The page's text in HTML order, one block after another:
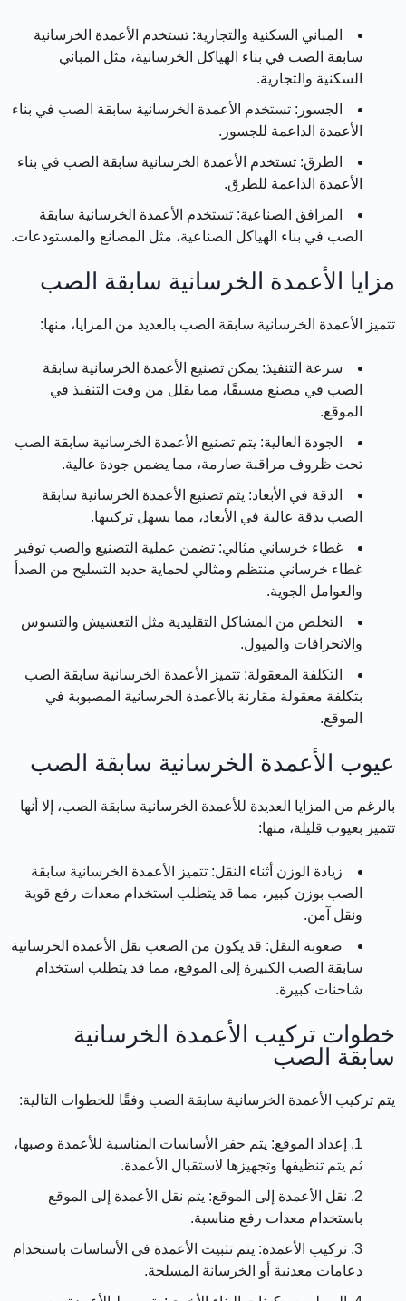
المباني السكنية والتجارية: تستخدم الأعمدة الخرسانية
سابقة الصب في بناء الهياكل الخرسانية، مثل المباني
السكنية والتجارية.
الجسور: تستخدم الأعمدة الخرسانية سابقة الصب في بناء
الأعمدة الداعمة للجسور.
الطرق: تستخدم الأعمدة الخرسانية سابقة الصب في بناء
الأعمدة الداعمة للطرق.
المرافق الصناعية: تستخدم الأعمدة الخرسانية سابقة
الصب في بناء الهياكل الصناعية، مثل المصانع والمستودعات.
مزايا الأعمدة الخرسانية سابقة الصب
تتميز الأعمدة الخرسانية سابقة الصب بالعديد من المزايا، منها:
سرعة التنفيذ: يمكن تصنيع الأعمدة الخرسانية سابقة
الصب في مصنع مسبقًا، مما يقلل من وقت التنفيذ في
الموقع.
الجودة العالية: يتم تصنيع الأعمدة الخرسانية سابقة الصب
تحت ظروف مراقبة صارمة، مما يضمن جودة عالية.
الدقة في الأبعاد: يتم تصنيع الأعمدة الخرسانية سابقة
الصب بدقة عالية في الأبعاد، مما يسهل تركيبها.
غطاء خرساني مثالي: تضمن عملية التصنيع والصب توفير
غطاء خرساني منتظم ومثالي لحماية حديد التسليح من الصدأ
والعوامل الجوية.
التخلص من المشاكل التقليدية مثل التعشيش والتسوس
والانحرافات والميول.
التكلفة المعقولة: تتميز الأعمدة الخرسانية سابقة الصب
بتكلفة معقولة مقارنة بالأعمدة الخرسانية المصبوبة في
الموقع.
عيوب الأعمدة الخرسانية سابقة الصب
بالرغم من المزايا العديدة للأعمدة الخرسانية سابقة الصب، إلا أنها
تتميز بعيوب قليلة، منها:
زيادة الوزن أثناء النقل: تتميز الأعمدة الخرسانية سابقة
الصب بوزن كبير، مما قد يتطلب استخدام معدات رفع قوية
ونقل آمن.
صعوبة النقل: قد يكون من الصعب نقل الأعمدة الخرسانية
سابقة الصب الكبيرة إلى الموقع، مما قد يتطلب استخدام
شاحنات كبيرة.
خطوات تركيب الأعمدة الخرسانية
سابقة الصب
يتم تركيب الأعمدة الخرسانية سابقة الصب وفقًا للخطوات التالية:
إعداد الموقع: يتم حفر الأساسات المناسبة للأعمدة وصبها،
ثم يتم تنظيفها وتجهيزها لاستقبال الأعمدة.
نقل الأعمدة إلى الموقع: يتم نقل الأعمدة إلى الموقع
باستخدام معدات رفع مناسبة.
تركيب الأعمدة: يتم تثبيت الأعمدة في الأساسات باستخدام
دعامات معدنية أو الخرسانة المسلحة.